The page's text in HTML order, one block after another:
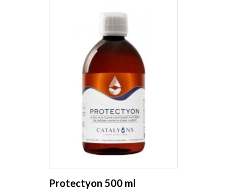
Protectyon 500 ml